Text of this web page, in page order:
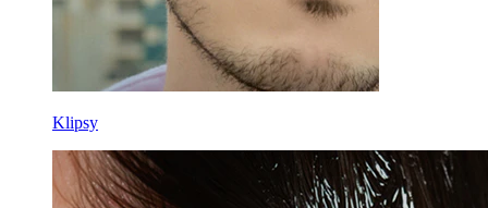
Klipsy